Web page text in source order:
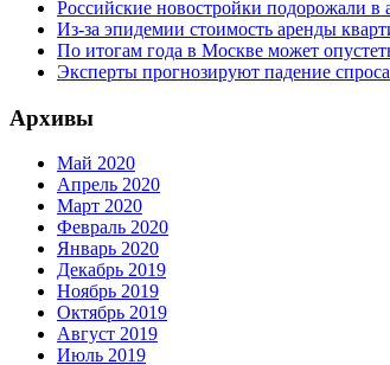
Российские новостройки подорожали в
Из-за эпидемии стоимость аренды
По итогам года в Москве может
Эксперты прогнозируют падение
Архивы
Май 2020
Апрель 2020
Март 2020
Февраль 2020
Январь 2020
Декабрь 2019
Ноябрь 2019
Октябрь 2019
Август 2019
Июль 2019